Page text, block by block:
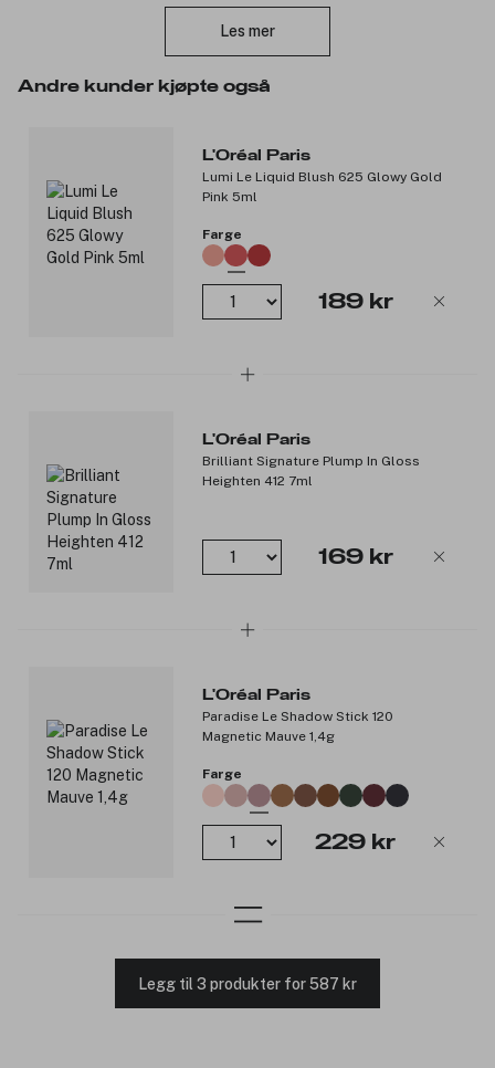
myke applikatoren med masserende kuleformet design i midten
24 timers fukt* og volumgivende glans.
Fyldigere og glattere lepper etter bare én påføring.
Føles ikke klissete.
Velegnet til sensitive lepper.
Les mer
Andre kunder kjøpte også
L'Oréal Paris
Lumi Le Liquid Blush 625 Glowy Gold
Pink 5ml
Farge
189 kr
L'Oréal Paris
Brilliant Signature Plump In Gloss
Heighten 412 7ml
169 kr
L'Oréal Paris
Paradise Le Shadow Stick 120
Magnetic Mauve 1,4g
Farge
229 kr
Legg til 3 produkter for 587 kr